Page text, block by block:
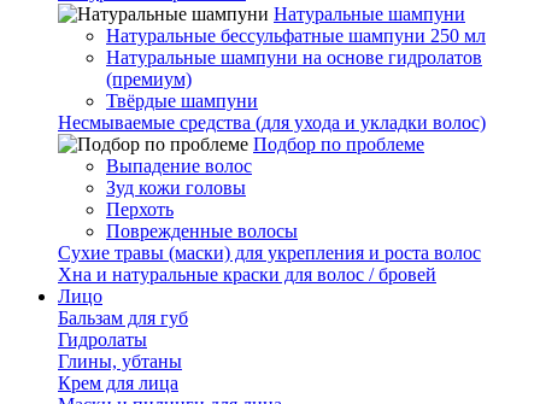
Натуральные шампуни
Натуральные бессульфатные шампуни 250 мл
Натуральные шампуни на основе гидролатов
(премиум)
Твёрдые шампуни
Несмываемые средства (для ухода и укладки волос)
Подбор по проблеме
Выпадение волос
Зуд кожи головы
Перхоть
Поврежденные волосы
Сухие травы (маски) для укрепления и роста волос
Хна и натуральные краски для волос / бровей
Лицо
Бальзам для губ
Гидролаты
Глины, убтаны
Крем для лица